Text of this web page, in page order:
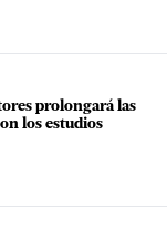
prolongará las
los estudios